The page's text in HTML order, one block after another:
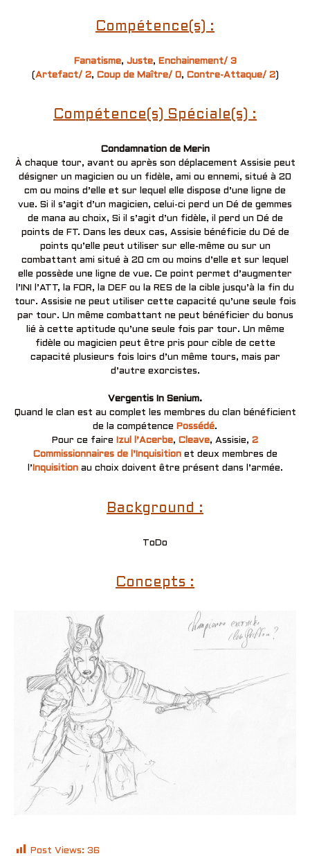
Compétence(s) :
Fanatisme, Juste, Enchainement/ 3
(Artefact/ 2, Coup de Maître/ 0, Contre-Attaque/ 2)
Compétence(s) Spéciale(s) :
Condamnation de Merin
À chaque tour, avant ou après son déplacement Assisie peut
désigner un magicien ou un fidèle, ami ou ennemi, situé à 20
cm ou moins d’elle et sur lequel elle dispose d’une ligne de
vue. Si il s’agit d’un magicien, celui-ci perd un Dé de gemmes
de mana au choix, Si il s’agit d’un fidèle, il perd un Dé de
points de FT. Dans les deux cas, Assisie bénéficie du Dé de
points qu’elle peut utiliser sur elle-même ou sur un
combattant ami situé à 20 cm ou moins d’elle et sur lequel
elle possède une ligne de vue. Ce point permet d’augmenter
l’INI l’ATT, la FOR, la DEF ou la RES de la cible jusqu’à la fin du
tour. Assisie ne peut utiliser cette capacité qu’une seule fois
par tour. Un même combattant ne peut bénéficier du bonus
lié à cette aptitude qu’une seule fois par tour. Un même
fidèle ou magicien peut être pris pour cible de cette
capacité plusieurs fois loirs d’un même tours, mais par
d’autre exorcistes.
Vergentis In Senium.
Quand le clan est au complet les membres du clan bénéficient
de la compétence Possédé.
Pour ce faire
Izul l’Acerbe, Cleave, Assisie, 2
Commissionnaires de l’Inquisitionet deux membres de
l’ Inquisitionau choix doivent être présent dans l’armée.
Background :
ToDo
Concepts :
Post Views: 36